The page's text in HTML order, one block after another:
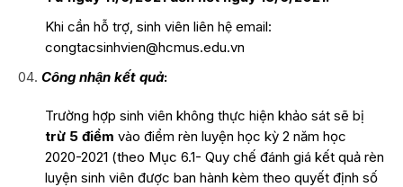
Khi cần hỗ trợ, sinh viên liên hệ email:
congtacsinhvien@hcmus.edu.vn
Công nhận kết quả:
Trường hợp sinh viên không thực hiện khảo sát sẽ bị
trừ 5 điểm vào điểm rèn luyện học kỳ 2 năm học
2020-2021 (theo Mục 6.1- Quy chế đánh giá kết quả rèn
luyện sinh viên được ban hành kèm theo quyết định số